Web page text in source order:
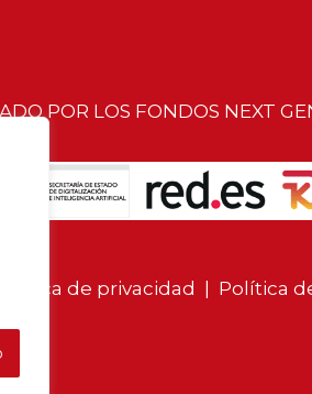
POR LOS FONDOS NEXT
Política de privacidad Política